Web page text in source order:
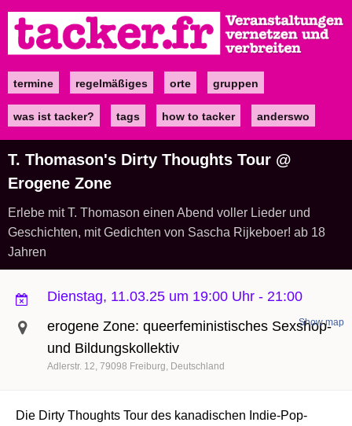
zum
Inhalt
Maintermine regelmäßiges orte gruppen
was ist tacker? tags how to tacker anderswo
T. Thomason's Dirty Thoughts Tour @
Erogene Zone
Erlebe mit T. Thomason einen Abend voller Lieder und
Geschichten, mit Gedichten von Sascha Rijkeboer! ab 18
Jahren
Dienstag, 11.03.25 um 19:00 Uhr - 21:00
erogene Zone: queerfeministisches Sexshop-
und Bildungskollektiv
Adlerstr. 12 79098 Freiburg Deutschland
Show map
Die Dirty Thoughts Tour des kanadischen Indie-Pop-